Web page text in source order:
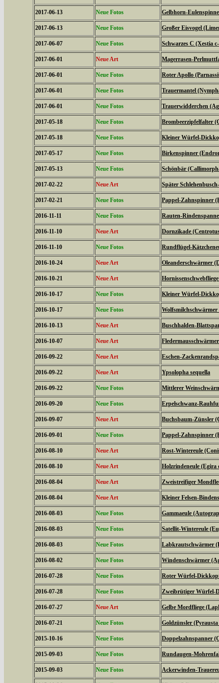
2017-06-13 Neue Fotos Gelbhorn-
2017-06-13 Neue Fotos Großer Eisvogel
2017-06-07 Neue Fotos Schwarzes C (Xestia
2017-06-01 Neue Art Magerrasen-
2017-06-01 Neue Fotos Roter Apollo
2017-06-01 Neue Fotos Trauermantel
2017-06-01 Neue Fotos Trauerwidderchen
2017-05-18 Neue Fotos Brombeerzipfelfalter
2017-05-18 Neue Fotos Kleiner Würfel-
2017-05-17 Neue Fotos Birkenspinner
2017-05-13 Neue Fotos Schönbär
2017-02-22 Neue Art Später
2017-02-21 Neue Fotos Pappel-Zahnspinner
2016-11-11 Neue Fotos Rauten-
2016-11-10 Neue Art Dornzikade
2016-11-10 Neue Fotos Rundflügel-
2016-10-24 Neue Art Oleanderschwärmer
2016-10-21 Neue Art
2016-10-17 Neue Fotos Kleiner Würfel-
2016-10-17 Neue Fotos
2016-10-13 Neue Art Buschhalden-
2016-10-07 Neue Art
2016-09-22 Neue Art Eschen-
2016-09-22 Neue Art Ypsolopha sequella
2016-09-22 Neue Fotos Mittlerer
2016-09-20 Neue Fotos Erpelschwanz-
2016-09-07 Neue Art Buchsbaum-Zünsler
2016-09-01 Neue Fotos Pappel-Zahnspinner
2016-08-10 Neue Art Rost-Wintereule
2016-08-10 Neue Art Holzrindeneule (Egira
2016-08-04 Neue Art Zweistreifiger
2016-08-04 Neue Art Kleiner Felsen-
2016-08-03 Neue Fotos Gammaeule
2016-08-03 Neue Fotos Satellit-Wintereule
2016-08-03 Neue Fotos Labkrautschwärmer
2016-08-02 Neue Fotos Windenschwärmer
2016-07-28 Neue Fotos Roter Würfel-
2016-07-28 Neue Fotos Zweibrütiger Würfel-
2016-07-27 Neue Art Gelbe Mordfliege
2016-07-21 Neue Fotos Goldzünsler
2015-10-16 Neue Fotos Doppelzahnspanner
2015-09-03 Neue Fotos Rundaugen-
2015-09-03 Neue Fotos Ackerwinden-